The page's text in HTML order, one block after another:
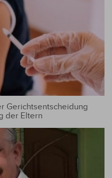
Gerichtsentscheidung
der Eltern